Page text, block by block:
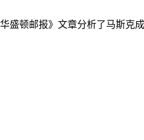
盛顿邮报》文章分析了马斯克